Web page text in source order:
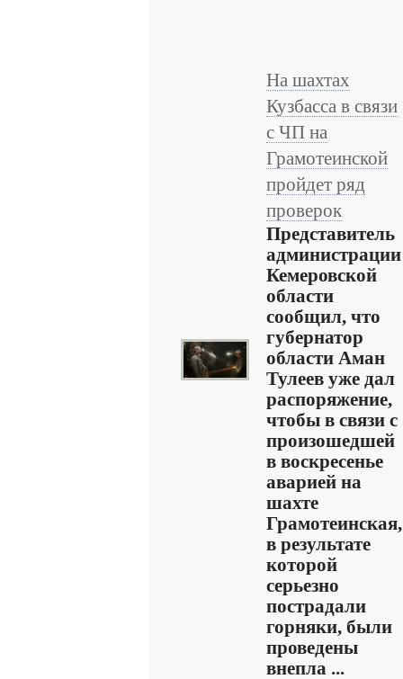
На шахтах
Кузбасса в связи
с ЧП на
Грамотеинской
пройдет ряд
проверок
Представитель
администрации
Кемеровской
области
сообщил, что
губернатор
области Аман
Тулеев уже дал
распоряжение,
чтобы в связи с
произошедшей
в воскресенье
аварией на
шахте
Грамотеинская,
в результате
которой
серьезно
пострадали
горняки, были
проведены
внепла ...